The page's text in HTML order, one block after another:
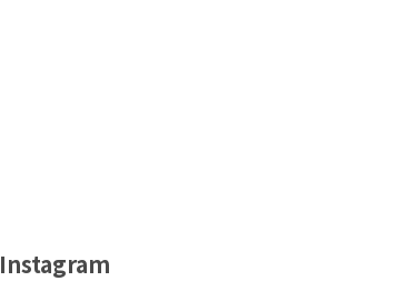
Instagram